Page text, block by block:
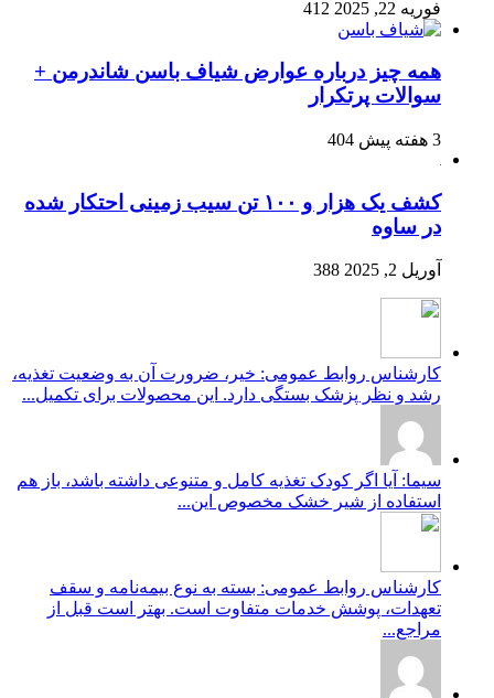
فوریه 22, 2025 412
همه چیز درباره عوارض شیاف باسن شاندرمن +
سوالات پرتکرار
3 هفته پیش 404
کشف یک هزار و ۱۰۰ تن سیب زمینی احتکار شده
در ساوه
آوریل 2, 2025 388
کارشناس روابط عمومی: خیر، ضرورت آن به وضعیت تغذیه،
رشد و نظر پزشک بستگی دارد. این محصولات برای تکمیل...
سیما: آیا اگر کودک تغذیه کامل و متنوعی داشته باشد، باز هم
استفاده از شیر خشک مخصوص این...
کارشناس روابط عمومی: بسته به نوع بیمه‌نامه و سقف
تعهدات، پوشش خدمات متفاوت است. بهتر است قبل از
مراجع...